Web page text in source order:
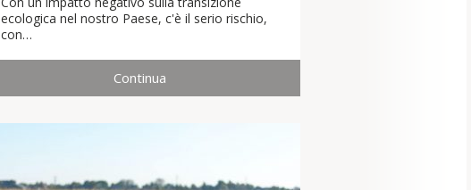
ecologica nel nostro Paese, c'è il serio rischio,
con…
Continua